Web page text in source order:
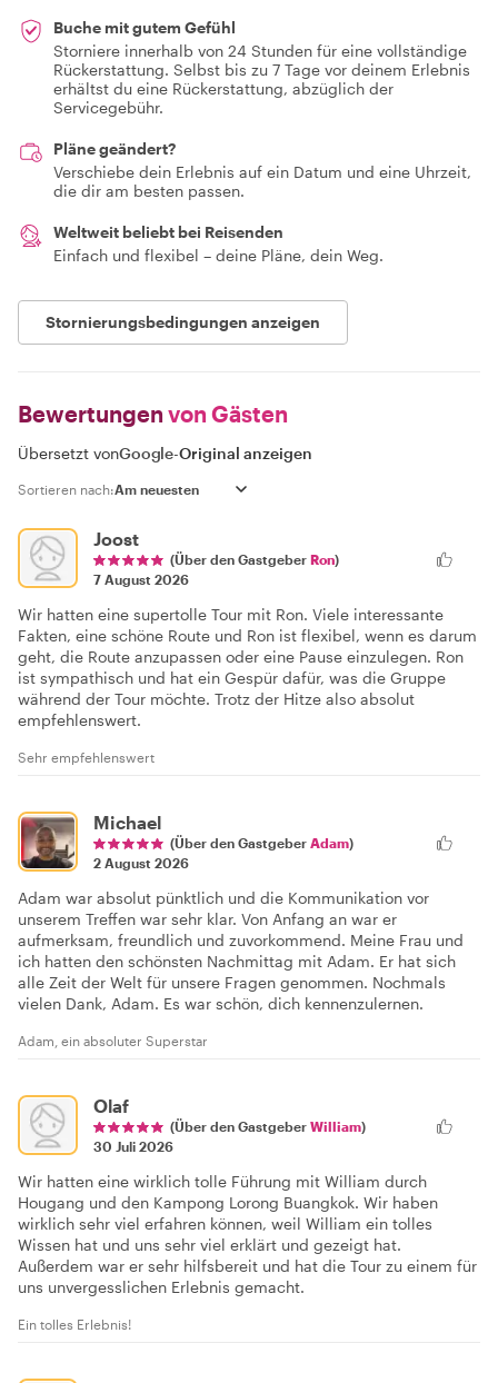
Buche mit gutem Gefühl
Storniere innerhalb von 24 Stunden für eine vollständige
Rückerstattung. Selbst bis zu 7 Tage vor deinem Erlebnis
erhältst du eine Rückerstattung, abzüglich der
Servicegebühr.
Pläne geändert?
Verschiebe dein Erlebnis auf ein Datum und eine Uhrzeit,
die dir am besten passen.
Weltweit beliebt bei Reisenden
Einfach und flexibel – deine Pläne, dein Weg.
Stornierungsbedingungen anzeigen
Bewertungen von Gästen
Übersetzt vonGoogle-Original anzeigen
Sortieren nach:
Joost
(Über den Gastgeber Ron)
7 August 2026
Wir hatten eine supertolle Tour mit Ron. Viele interessante
Fakten, eine schöne Route und Ron ist flexibel, wenn es darum
geht, die Route anzupassen oder eine Pause einzulegen. Ron
ist sympathisch und hat ein Gespür dafür, was die Gruppe
während der Tour möchte. Trotz der Hitze also absolut
empfehlenswert.
Sehr empfehlenswert
Michael
(Über den Gastgeber Adam)
2 August 2026
Adam war absolut pünktlich und die Kommunikation vor
unserem Treffen war sehr klar. Von Anfang an war er
aufmerksam, freundlich und zuvorkommend. Meine Frau und
ich hatten den schönsten Nachmittag mit Adam. Er hat sich
alle Zeit der Welt für unsere Fragen genommen. Nochmals
vielen Dank, Adam. Es war schön, dich kennenzulernen.
Adam, ein absoluter Superstar
Olaf
(Über den Gastgeber William)
30 Juli 2026
Wir hatten eine wirklich tolle Führung mit William durch
Hougang und den Kampong Lorong Buangkok. Wir haben
wirklich sehr viel erfahren können, weil William ein tolles
Wissen hat und uns sehr viel erklärt und gezeigt hat.
Außerdem war er sehr hilfsbereit und hat die Tour zu einem für
uns unvergesslichen Erlebnis gemacht.
Ein tolles Erlebnis!